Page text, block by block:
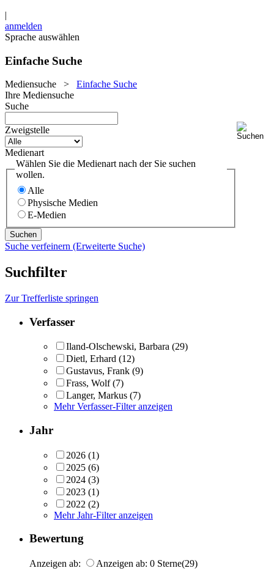
|
anmelden
Sprache auswählen
Einfache Suche
Mediensuche > Einfache Suche
Ihre Mediensuche
Suche
Zweigstelle
Medienart
Wählen Sie die Medienart nach der Sie suchen
wollen.
Alle
Physische Medien
E-Medien
Suche verfeinern (Erweiterte Suche)
Suchfilter
Zur Trefferliste springen
Verfasser
Iland-Olschewski, Barbara (29)
Dietl, Erhard (12)
Gustavus, Frank (9)
Frass, Wolf (7)
Langer, Markus (7)
Mehr Verfasser-Filter anzeigen
Jahr
2026 (1)
2025 (6)
2024 (3)
2023 (1)
2022 (2)
Mehr Jahr-Filter anzeigen
Bewertung
Anzeigen ab: Anzeigen ab: 0 Sterne(29)